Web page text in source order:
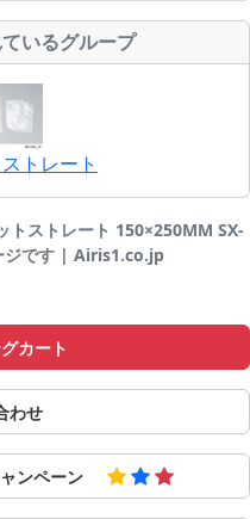
いるグループ
トレート
トストレート 150×250MM SX-
ジです | Airis1.co.jp
カート
わせ
ンペーン